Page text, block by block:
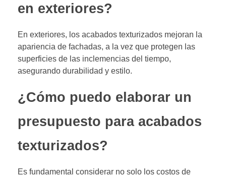
en exteriores?
En exteriores, los acabados texturizados mejoran la
apariencia de fachadas, a la vez que protegen las
superficies de las inclemencias del tiempo,
asegurando durabilidad y estilo.
¿Cómo puedo elaborar un
presupuesto para acabados
texturizados?
Es fundamental considerar no solo los costos de